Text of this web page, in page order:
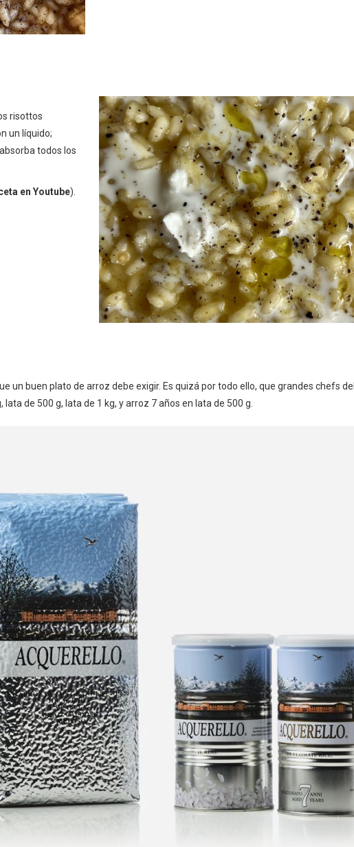
risottos
un líquido;
todos los
en Youtube).
un buen plato de arroz debe exigir. Es quizá por todo ello, que grandes chefs
de 500 g, lata de 1 kg, y arroz 7 años en lata de 500 g.